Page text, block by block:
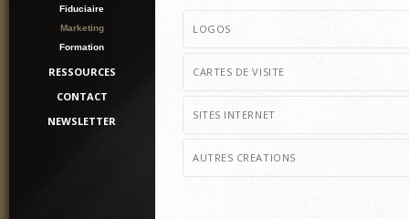
Fiduciaire
Marketing
Formation
RESSOURCES
CONTACT
NEWSLETTER
LOGOS
CARTES DE VISITE
SITES INTERNET
AUTRES CREATIONS